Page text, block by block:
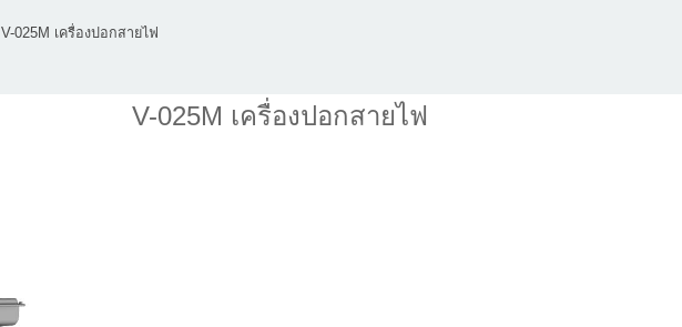
V-025M เครื่องปอกสายไฟ
V-025M เครื่องปอกสายไฟ